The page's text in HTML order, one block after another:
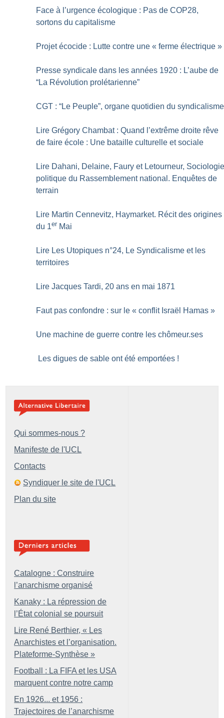
Face à l’urgence écologique : Pas de COP28,
sortons du capitalisme
Projet écocide : Lutte contre une « ferme électrique »
Presse syndicale dans les années 1920 : L’aube de
“La Révolution prolétarienne”
CGT : “Le Peuple”, organe quotidien du syndicalisme
Lire Grégory Chambat : Quand l’extrême droite rêve
de faire école : Une bataille culturelle et sociale
Lire Dahani, Delaine, Faury et Letourneur,
politique du Rassemblement national. Enquêtes de
terrain
Lire Martin Cennevitz, Haymarket. Récit des origines
du 1er Mai
Lire Les Utopiques n°24, Le Syndicalisme et les
territoires
Lire Jacques Tardi, 20 ans en mai 1871
Faut pas confondre : sur le « conflit Israël Hamas »
Une machine de guerre contre les chômeur.ses
Les digues de sable ont été emportées !
Qui sommes-nous ?
Manifeste de l'UCL
Contacts
Syndiquer le site de l'UCL
Plan du site
Catalogne : Construire
l’anarchisme organisé
Kanaky : La répression de
l’État colonial se poursuit
Lire René Berthier, « Les
Anarchistes et l’organisation.
Plateforme-Synthèse »
Football : La FIFA et les USA
marquent contre notre camp
En 1926... et 1956 :
Trajectoires de l’anarchisme